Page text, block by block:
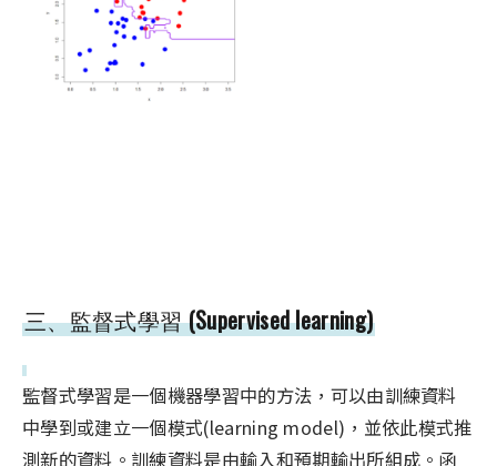
三、監督式學習 (Supervised learning)
監督式學習是一個機器學習中的方法，可以由訓練資料
中學到或建立一個模式(learning model)，並依此模式推
測新的資料。訓練資料是由輸入和預期輸出所組成。函